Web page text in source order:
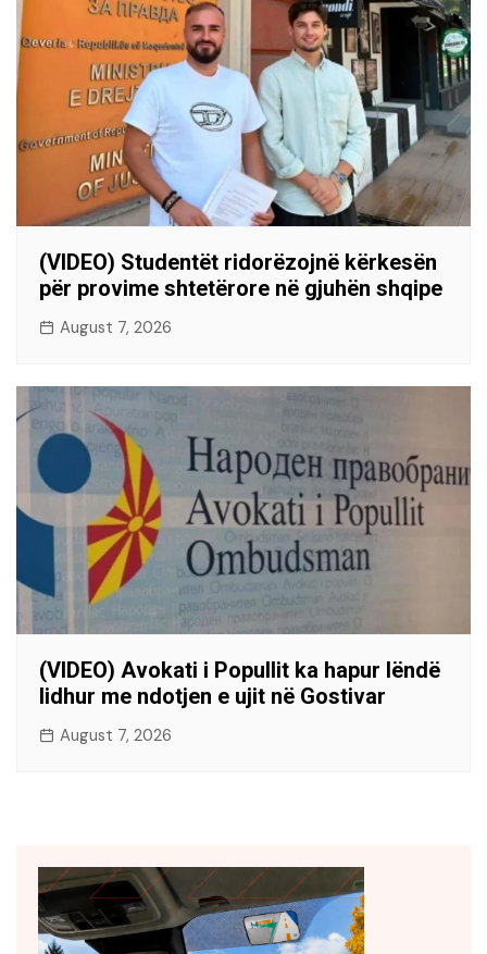
(VIDEO) Studentët ridorëzojnë kërkesën
për provime shtetërore në gjuhën shqipe
August 7, 2026
(VIDEO) Avokati i Popullit ka hapur lëndë
lidhur me ndotjen e ujit në Gostivar
August 7, 2026